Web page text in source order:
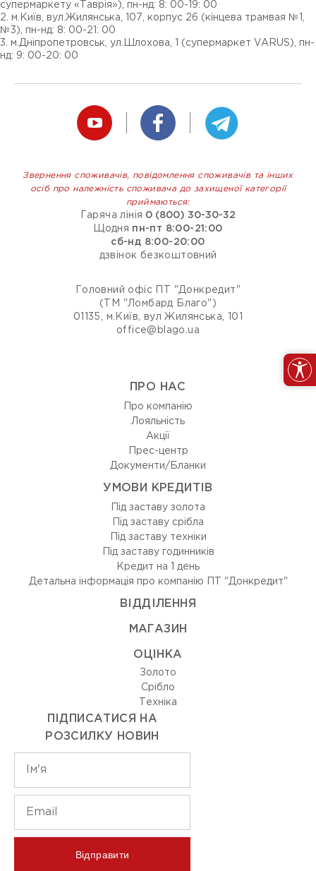
супермаркету «Таврія»), пн-нд: 8: 00-19: 00
2. м.Київ, вул.Жилянська, 107, корпус 26 (кінцева трамвая №1,
№3), пн-нд: 8: 00-21: 00
3. м.Дніпропетровськ, ул.Шлохова, 1 (супермаркет VARUS), пн-
нд: 9: 00-20: 00
Звернення споживачів, повідомлення споживачів та інших
осіб про належність споживача до захищеної категорії
приймаються:
Гаряча лінія 0 (800) 30-30-32
Щодня пн-пт 8:00-21:00
сб-нд 8:00-20:00
дзвінок безкоштовний
Головний офіс ПТ "Донкредит"
(ТМ "Ломбард Благо")
01135, м.Київ, вул Жилянська, 101
office@blago.ua
ПРО НАС
Про компанію
Лояльність
Акції
Прес-центр
Документи/Бланки
УМОВИ КРЕДИТІВ
Під заставу золота
Під заставу срібла
Під заставу техніки
Під заставу годинників
Кредит на 1 день
Детальна інформація про компанію ПТ "Донкредит"
ВIДДIЛЕННЯ
МАГАЗИН
ОЦIНКА
Золото
Срiбло
Технiка
ПІДПИСАТИСЯ НА
РОЗСИЛКУ НОВИН
Відправити